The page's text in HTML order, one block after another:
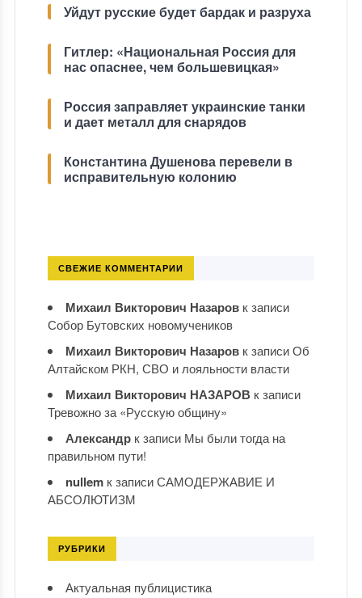
Уйдут русские будет бардак и разруха
Гитлер: «Национальная Россия для
нас опаснее, чем большевицкая»
Россия заправляет украинские танки
и дает металл для снарядов
Константина Душенова перевели в
исправительную колонию
СВЕЖИЕ КОММЕНТАРИИ
Михаил Викторович Назаровк записи
Собор Бутовских новомучеников
Михаил Викторович Назаровк записиОб
Алтайском РКН, СВО и лояльности власти
Михаил Викторович НАЗАРОВ к записи
Тревожно за «Русскую общину»
Александрк записи Мы были тогда на
правильном пути!
nullemк записиСАМОДЕРЖАВИЕ И
АБСОЛЮТИЗМ
РУБРИКИ
Актуальная публицистика